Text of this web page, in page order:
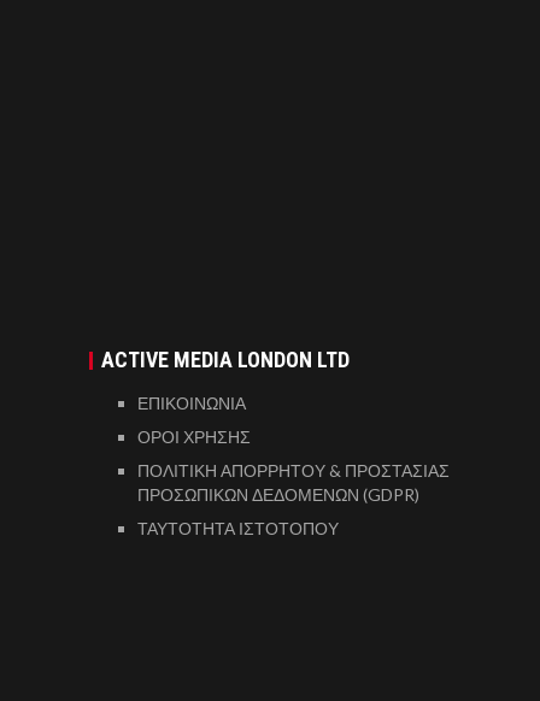
ACTIVE MEDIA LONDON LTD
ΕΠΙΚΟΙΝΩΝΙΑ
ΟΡΟΙ ΧΡΗΣΗΣ
ΠΟΛΙΤΙΚΗ ΑΠΟΡΡΗΤΟΥ & ΠΡΟΣΤΑΣΙΑΣ
ΠΡΟΣΩΠΙΚΩΝ ΔΕΔΟΜΕΝΩΝ (GDPR)
ΤΑΥΤΟΤΗΤΑ ΙΣΤΟΤΟΠΟΥ